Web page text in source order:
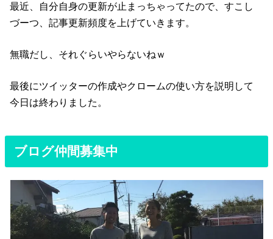
最近、自分自身の更新が止まっちゃってたので、すこし
づーつ、記事更新頻度を上げていきます。
無職だし、それぐらいやらないねｗ
最後にツイッターの作成やクロームの使い方を説明して
今日は終わりました。
ブログ仲間募集中